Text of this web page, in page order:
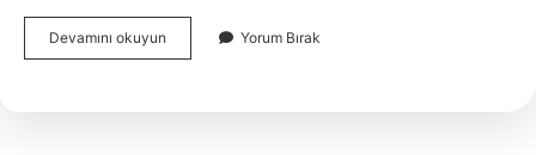
Devamını okuyun Besmele
Çekmenin
Yorum Bırak